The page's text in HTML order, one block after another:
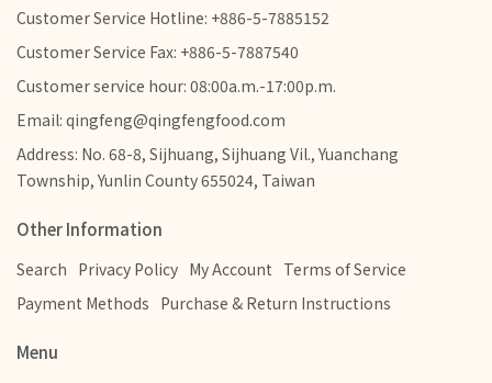
Customer Service Hotline: +886-5-7885152
Customer Service Fax: +886-5-7887540
Customer service hour: 08:00a.m.-17:00p.m.
Email: qingfeng@qingfengfood.com
Address: No. 68-8, Sijhuang, Sijhuang Vil., Yuanchang
Township, Yunlin County 655024, Taiwan
Other Information
Search Privacy Policy My Account Terms of Service
Payment Methods Purchase & Return Instructions
Menu